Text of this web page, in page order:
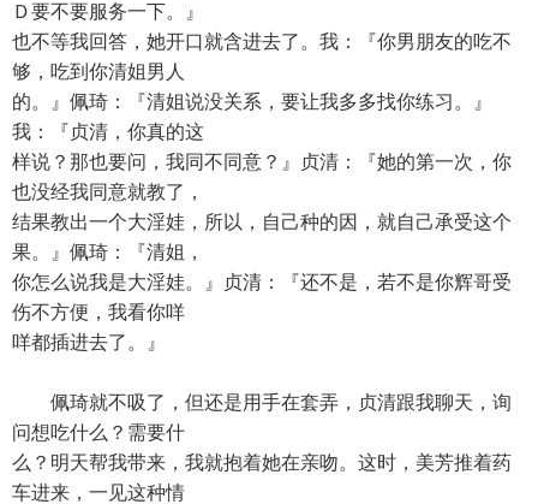
Ｄ要不要服务一下。』
也不等我回答，她开口就含进去了。我：『你男朋友的吃不
够，吃到你清姐男人
的。』佩琦：『清姐说没关系，要让我多多找你练习。』
我：『贞清，你真的这
样说？那也要问，我同不同意？』贞清：『她的第一次，你
也没经我同意就教了，
结果教出一个大淫娃，所以，自己种的因，就自己承受这个
果。』佩琦：『清姐，
你怎么说我是大淫娃。』贞清：『还不是，若不是你辉哥受
伤不方便，我看你咩
咩都插进去了。』
佩琦就不吸了，但还是用手在套弄，贞清跟我聊天，询
问想吃什么？需要什
么？明天帮我带来，我就抱着她在亲吻。这时，美芳推着药
车进来，一见这种情